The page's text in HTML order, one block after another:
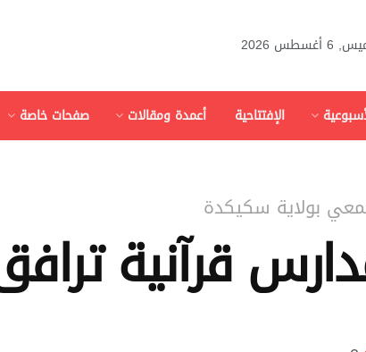
2026
الإفتتاحية أعمدة ومقالات صفحات خاصة
بولاية سكيكدة
قرآنية ترافق